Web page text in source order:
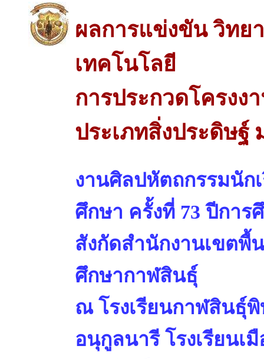
ผลการแข่งขัน วิทย
เทคโนโลยี
การประกวดโครงง
ประเภทสิ่งประดิษฐ์
งานศิลปหัตถกรรมนัก
ศึกษา ครั้งที่ 73 ปีการ
สังกัดสำนักงานเขตพื้
ศึกษากาฬสินธุ์
ณ โรงเรียนกาฬสินธุ์พิ
อนุกูลนารี โรงเรียนเ